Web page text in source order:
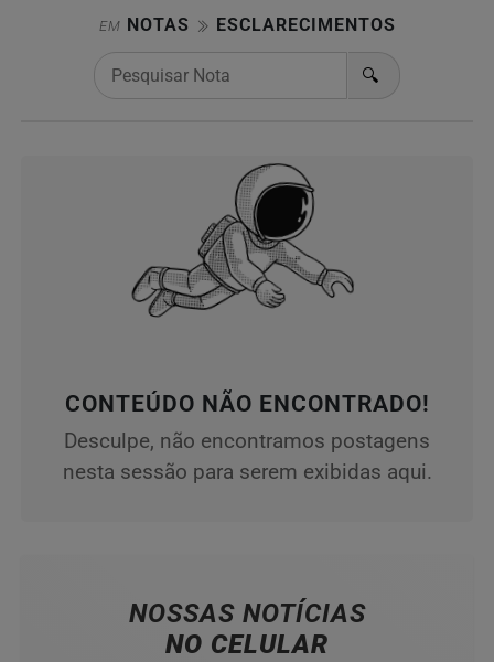
EM NOTAS ESCLARECIMENTOS
🔍
CONTEÚDO NÃO ENCONTRADO!
Desculpe, não encontramos postagens
nesta sessão para serem exibidas aqui.
NOSSAS NOTÍCIAS
NO CELULAR